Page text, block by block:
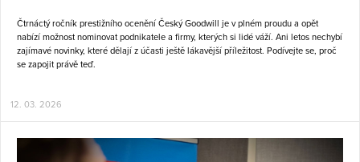
Čtrnáctý ročník prestižního ocenění Český Goodwill je v plném proudu a opět
nabízí možnost nominovat podnikatele a firmy, kterých si lidé váží. Ani letos nechybí
zajímavé novinky, které dělají z účasti ještě lákavější příležitost. Podívejte se, proč
se zapojit právě teď.
12. 03. 2026